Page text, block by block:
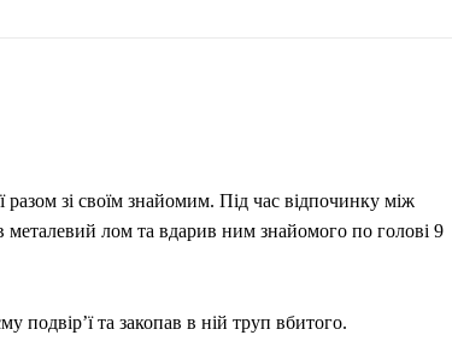
зі своїм знайомим. Під час відпочинку між
металевий лом та вдарив ним знайомого по голові 9
та закопав в ній труп вбитого.